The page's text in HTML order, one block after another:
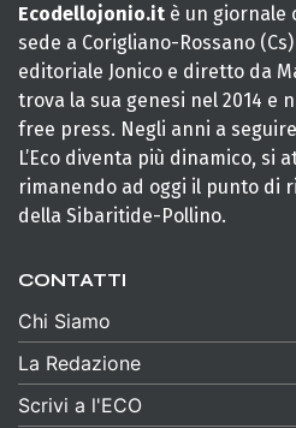
Ecodellojonio.it è un giornale
sede a Corigliano-Rossano
editoriale Jonico e diretto da
trova la sua genesi nel 2014 e
free press. Negli anni a
L’Eco diventa più dinamico, si
rimanendo ad oggi il punto di
della Sibaritide-Pollino.
CONTATTI
Chi Siamo
La Redazione
Scrivi a l'ECO